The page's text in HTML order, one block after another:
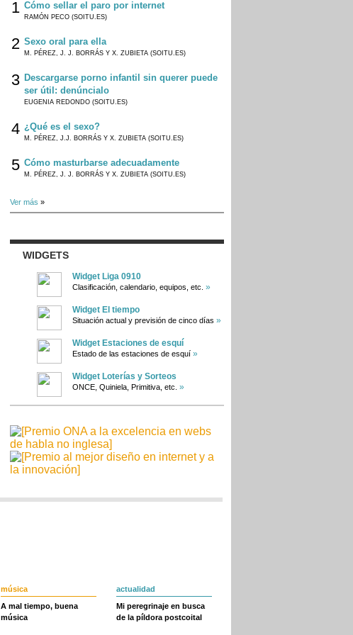
1 Cómo sellar el paro por internet
RAMÓN PECO (SOITU.ES)
2 Sexo oral para ella
M. PÉREZ, J. J. BORRÁS Y X. ZUBIETA (SOITU.ES)
3 Descargarse porno infantil sin querer puede
ser útil: denúncialo
EUGENIA REDONDO (SOITU.ES)
4 ¿Qué es el sexo?
M. PÉREZ, J.J. BORRÁS Y X. ZUBIETA (SOITU.ES)
5 Cómo masturbarse adecuadamente
M. PÉREZ, J. J. BORRÁS Y X. ZUBIETA (SOITU.ES)
Ver más »
WIDGETS
Widget Liga 0910
Clasificación, calendario, equipos, etc. »
Widget El tiempo
Situación actual y previsión de cinco días »
Widget Estaciones de esquí
Estado de las estaciones de esquí »
Widget Loterías y Sorteos
ONCE, Quiniela, Primitiva, etc. »
música
A mal tiempo, buena
música
actualidad
Mi peregrinaje en busca
de la píldora postcoital